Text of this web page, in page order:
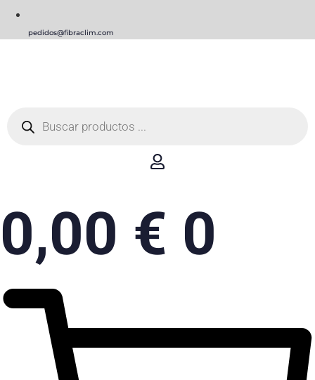
pedidos@fibraclim.com
productos
0,00 € 0